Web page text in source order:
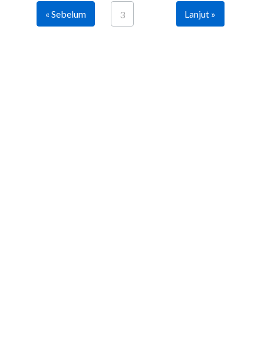
« Sebelum 3 Lanjut »